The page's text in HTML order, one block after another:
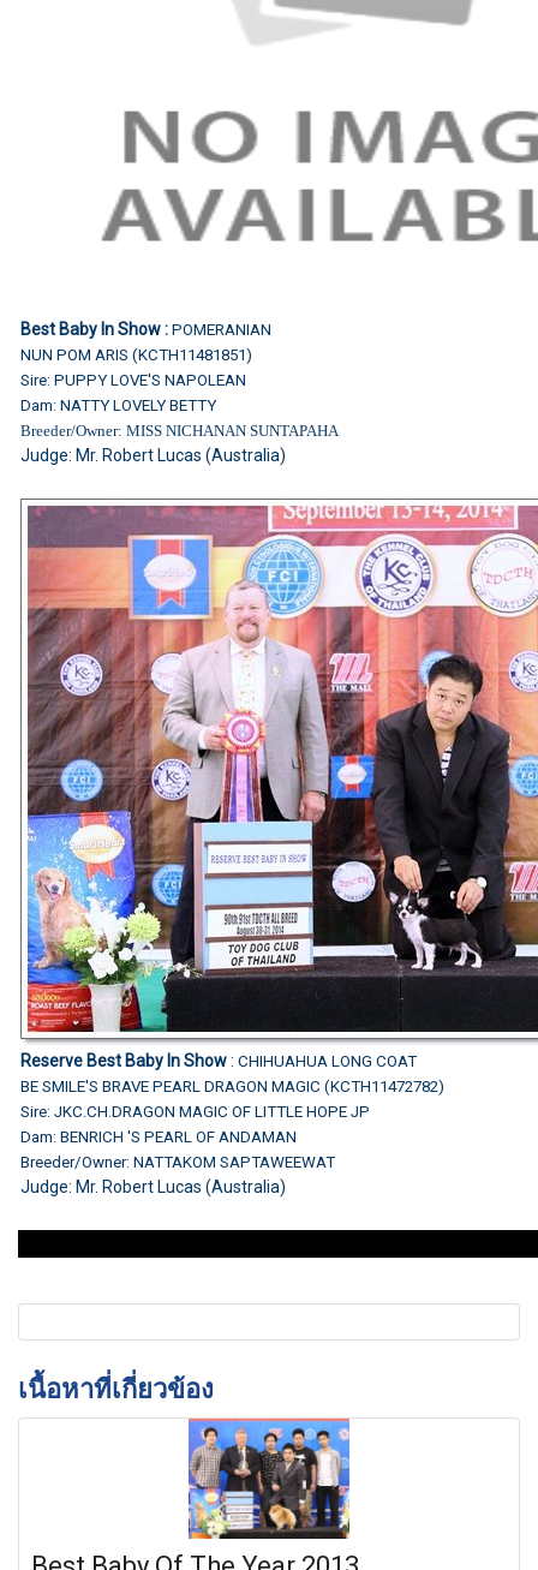
Best Baby In Show : POMERANIAN
NUN POM ARIS (KCTH11481851)
Sire: PUPPY LOVE'S NAPOLEAN
Dam: NATTY LOVELY BETTY
Breeder/Owner: MISS NICHANAN SUNTAPAHA
Judge: Mr. Robert Lucas (Australia)
Reserve Best Baby In Show: CHIHUAHUA LONG COAT
BE SMILE'S BRAVE PEARL DRAGON MAGIC (KCTH11472782)
Sire: JKC.CH.DRAGON MAGIC OF LITTLE HOPE JP
Dam: BENRICH 'S PEARL OF ANDAMAN
Breeder/Owner: NATTAKOM SAPTAWEEWAT
Judge: Mr. Robert Lucas (Australia)
เนื้อหาที่เกี่ยวข้อง